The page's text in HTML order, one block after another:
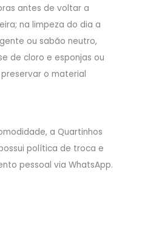
antes de voltar a
na limpeza do dia a
ou sabão neutro,
de cloro e esponjas ou
o material
a Quartinhos
política de troca e
pessoal via WhatsApp.